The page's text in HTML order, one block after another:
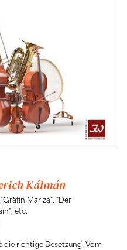
Kálmán
Mariza", "Der
etc.
die richtige Besetzung! Vom